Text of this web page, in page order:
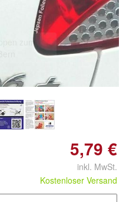
zum
5,79 €
inkl. MwSt.
Kostenloser Versand